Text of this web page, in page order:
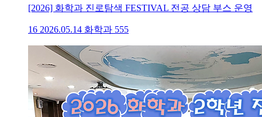
[2026] 화학과 진로탐색 FESTIVAL 전공 상담 부스 운영
16 2026.05.14 화학과 555